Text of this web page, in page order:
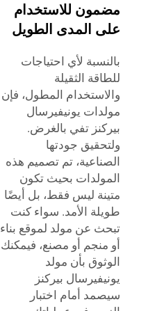
مضمون للاستخدام
على المدى الطويل
بالنسبة لأي احتياجات
للطاقة الثقيلة
والاستخدام المطول، فإن
مولدات يونيفيرسال
بيركنز تفي بالغرض.
ولتحقيق جودتها
الصناعية، تم تصميم هذه
المولدات بحيث تكون
متينة ليس فقط، بل أيضًا
طويلة الأمد. سواء كنت
تبحث عن مولد لموقع بناء
أو منجم أو مصنع، فيمكنك
الوثوق بأن مولد
يونيفيرسال بيركنز
سيصمد أمام اختبار